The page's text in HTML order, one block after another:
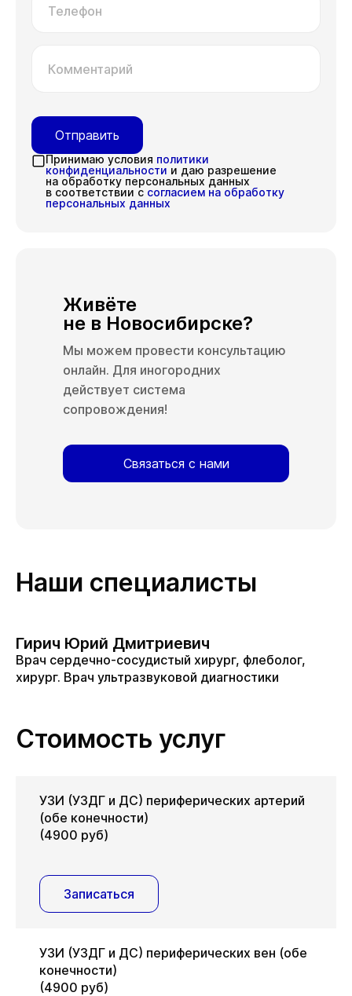
Телефон
Комментарий
Принимаю условия политики
конфиденциальности и даю разрешение
на обработку персональных данных
в соответствии с согласием на обработку
персональных данных
Отправить
Живёте
не в Новосибирске?
Мы можем провести консультацию
онлайн. Для иногородних
действует система
сопровождения!
Связаться с нами
Наши специалисты
Гирич Юрий Дмитриевич
Врач сердечно-сосудистый хирург, флеболог,
хирург. Врач ультразвуковой диагностики
Стоимость услуг
УЗИ (УЗДГ и ДС) периферических артерий
(обе конечности)
(4900 руб)
Записаться
УЗИ (УЗДГ и ДС) периферических вен (обе
конечности)
(4900 руб)